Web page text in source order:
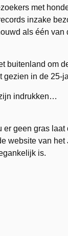
met
inzake
als één van
buitenland om
in de 25-
indrukken…
geen gras
website van
is.